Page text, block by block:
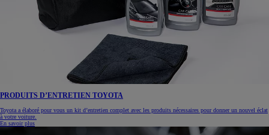
PRODUITS D’ENTRETIEN TOYOTA
Toyota a élaboré pour vous un kit d’entretien complet avec les produits nécessaires pour donner un nouvel éclat
à votre voiture.
En savoir plus